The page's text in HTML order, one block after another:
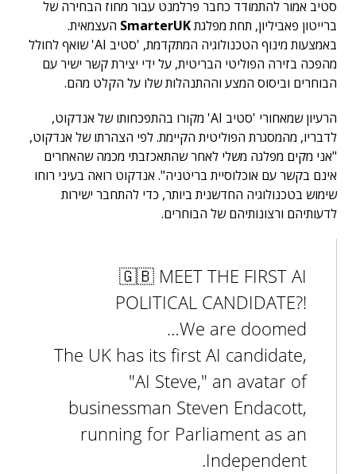
סטיב אמור להתמודד כחבר פרלמנט עבור מחוז הבחירה של
ברייטון פאביליון, תחת מפלגתSmarterUK העצמאית.
באמצעות מינוף הטכנולוגיה המתקדמת, 'סטיב AI' שואף לחולל
מהפכה בזירה הפוליטי הבריטית, על ידי יצירת קשר ישיר עם
הבוחרים וביסוס המצע וההתנהלות שלו על הקלט מהם.
הרעיון שמאחורי 'סטיב AI' מקורו בהתפכחותו של אנדקוט,
לדבריו, מהמסגרת הפוליטית הקיימת. לפי הצהרתו של אנדקוט,
"אני מקים מפלגה משלי לאחר שהתאכזבתי מכמה שהאחרים
אינם בקשר עם אוכלוסיית בריטניה". אנדקוט רואה בעיני רוחו
שימוש בטכנולוגיה החדשנית ביותר, כדי להתחבר ישירות
לדעותיהם ורצונותיהם של הבוחרים.
🇬🇧 MEET THE FIRST AI
POLITICAL CANDIDATE?!
We are doomed…
The UK has its first AI candidate,
"AI Steve," an avatar of
businessman Steven Endacott,
running for Parliament as an
Independent.